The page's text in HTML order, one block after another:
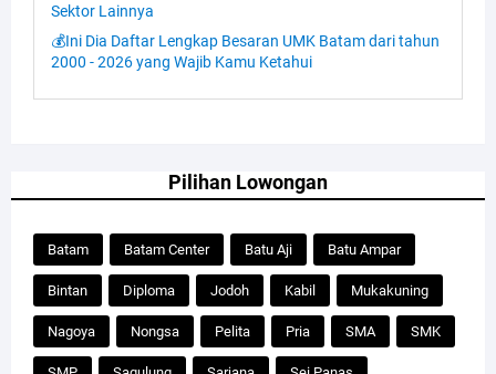
Sektor Lainnya
💰Ini Dia Daftar Lengkap Besaran UMK Batam dari tahun
2000 - 2026 yang Wajib Kamu Ketahui
Pilihan Lowongan
Batam Batam Center Batu Aji Batu Ampar
Bintan Diploma Jodoh Kabil Mukakuning
Nagoya Nongsa Pelita Pria SMA SMK